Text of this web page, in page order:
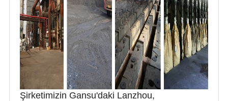
Şirketimizin Gansu'daki Lanzhou,